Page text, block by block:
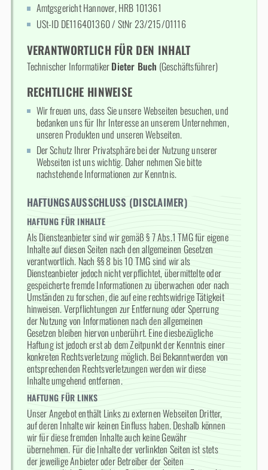
Amtgsgericht Hannover, HRB 101361
USt-ID DE116401360 / StNr 23/215/01116
VERANTWORTLICH FÜR DEN INHALT
Technischer InformatikerDieter Buch (Geschäftsführer)
RECHTLICHE HINWEISE
Wir freuen uns, dass Sie unsere Webseiten besuchen, und
bedanken uns für Ihr Interesse an unserem Unternehmen,
unseren Produkten und unseren Webseiten.
Der Schutz Ihrer Privatsphäre bei der Nutzung unserer
Webseiten ist uns wichtig. Daher nehmen Sie bitte
nachstehende Informationen zur Kenntnis.
HAFTUNGSAUSSCHLUSS (DISCLAIMER)
HAFTUNG FÜR INHALTE
Als Diensteanbieter sind wir gemäß § 7 Abs.1 TMG für eigene
Inhalte auf diesen Seiten nach den allgemeinen Gesetzen
verantwortlich. Nach §§ 8 bis 10 TMG sind wir als
Diensteanbieter jedoch nicht verpflichtet, übermittelte oder
gespeicherte fremde Informationen zu überwachen oder nach
Umständen zu forschen, die auf eine rechtswidrige Tätigkeit
hinweisen. Verpflichtungen zur Entfernung oder Sperrung
der Nutzung von Informationen nach den allgemeinen
Gesetzen bleiben hiervon unberührt. Eine diesbezügliche
Haftung ist jedoch erst ab dem Zeitpunkt der Kenntnis einer
konkreten Rechtsverletzung möglich. Bei Bekanntwerden von
entsprechenden Rechtsverletzungen werden wir diese
Inhalte umgehend entfernen.
HAFTUNG FÜR LINKS
Unser Angebot enthält Links zu externen Webseiten Dritter,
auf deren Inhalte wir keinen Einfluss haben. Deshalb können
wir für diese fremden Inhalte auch keine Gewähr
übernehmen. Für die Inhalte der verlinkten Seiten ist stets
der jeweilige Anbieter oder Betreiber der Seiten